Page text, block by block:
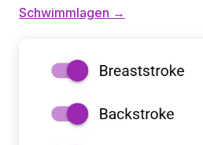
Schwimmlagen →